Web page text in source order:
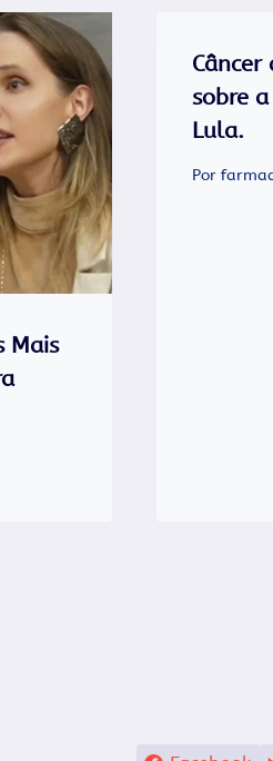
Mais
sobre
Lula.
Por